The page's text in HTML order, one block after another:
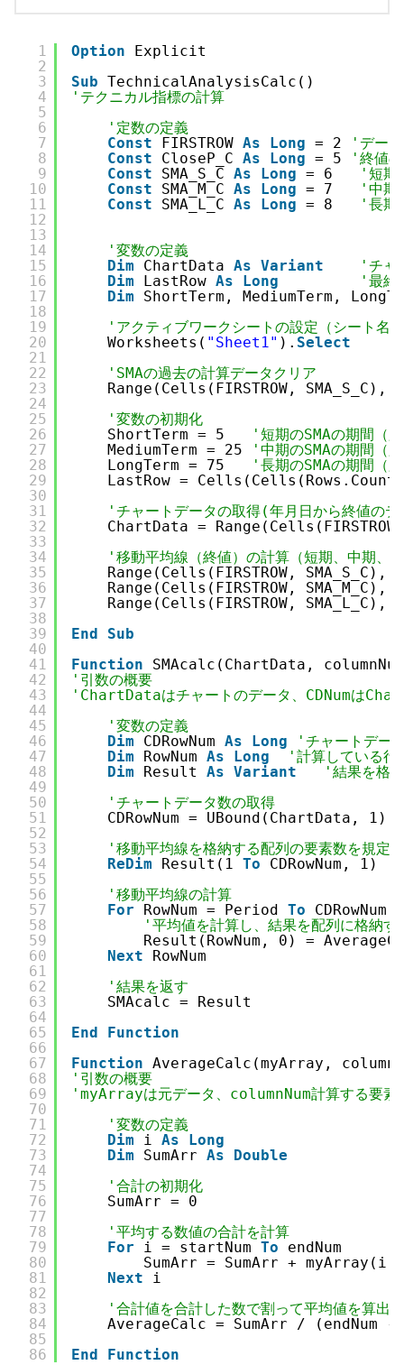
1
2
3
4
5
6
7
8
9
10
11
12
13
14
15
16
17
18
19
20
21
22
23
24
25
26
27
28
29
30
31
32
33
34
35
36
37
38
39
40
41
42
43
44
45
46
47
48
49
50
51
52
53
54
55
56
57
58
59
60
61
62
63
64
65
66
67
68
69
70
71
72
73
74
75
76
77
78
79
80
81
82
83
84
85
86
Option
Explicit
Sub TechnicalAnalysisCalc()
'テクニカル指標の計算
'定数の定義
Const
FIRSTROW As Long = 2
'デー
Const
CloseP_C As Long = 5
'終値
Const
SMA_S_C As Long = 6
'短期
Const
SMA_M_C As Long = 7
'中期
Const
SMA_L_C As Long = 8 '長期
'変数の定義
Dim
ChartData As Variant
'チャ
Dim
LastRow As Long
'最終
Dim
ShortTerm, MediumTerm,
'アクティブワークシートの設定（シート名
Worksheets( "Sheet1" ). Select
'SMAの過去の計算データクリア
Range(Cells(FIRSTROW,
'変数の初期化
ShortTerm = 5
'短期のSMAの期間（
MediumTerm = 25
'中期のSMAの期間（
LongTerm = 75
'長期のSMAの期間（
LastRow =
'チャートデータの取得(年月日から終値の
ChartData =
'移動平均線（終値）の計算（短期、中期、
Range(Cells(FIRSTROW,
Range(Cells(FIRSTROW,
Range(Cells(FIRSTROW,
End
Sub
Function
SMAcalc(ChartData,
'引数の概要
'ChartDataはチャートのデータ、CDNumは
'変数の定義
Dim
CDRowNum As Long
'チャートデー
Dim
RowNum As Long
'計算している行
Dim
Result As Variant
'結果を格
'チャートデータ数の取得
CDRowNum = UBound(ChartData, 1)
'移動平均線を格納する配列の要素数を規定
ReDim
Result(1 To
CDRowNum, 1)
'移動平均線の計算
For
RowNum = Period To
CDRowNum
'平均値を計算し、結果を配列に格納す
Result(RowNum, 0) =
Next
RowNum
'結果を返す
SMAcalc = Result
End
Function
Function AverageCalc(myArray,
'引数の概要
'myArrayは元データ、columnNum計算する要
'変数の定義
Dim
i As
Long
Dim
SumArr As
Double
'合計の初期化
SumArr = 0
'平均する数値の合計を計算
For
i = startNum To
endNum
SumArr = SumArr + myArray(i,
Next
i
'合計値を合計した数で割って平均値を算出
AverageCalc = SumArr / (endNum
End
Function